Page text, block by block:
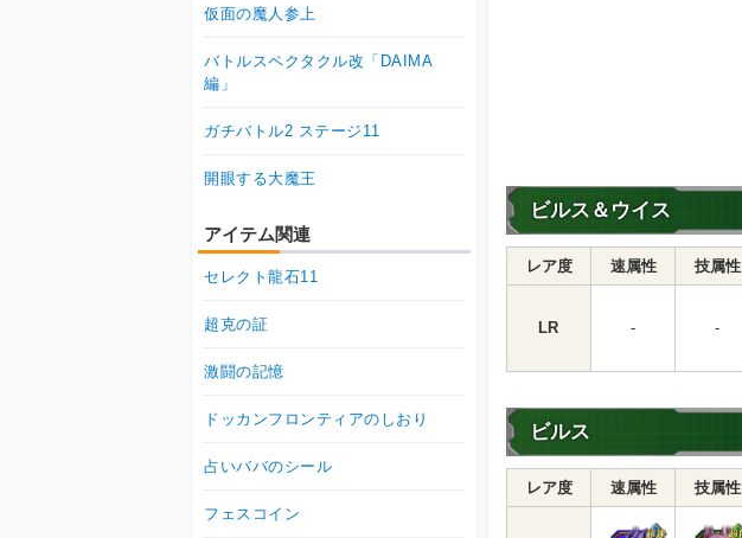
ビルス＆ウイス
レア度 速属性 技属性
LR - -
ビルス
レア度 速属性 技属性
仮面の魔人参上
バトルスペクタクル改「DAIMA
編」
ガチバトル2 ステージ11
開眼する大魔王
アイテム関連
セレクト龍石11
超克の証
激闘の記憶
ドッカンフロンティアのしおり
占いババのシール
フェスコイン